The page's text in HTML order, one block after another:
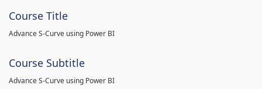
Course Title
Advance S-Curve using Power BI
Course Subtitle
Advance S-Curve using Power BI